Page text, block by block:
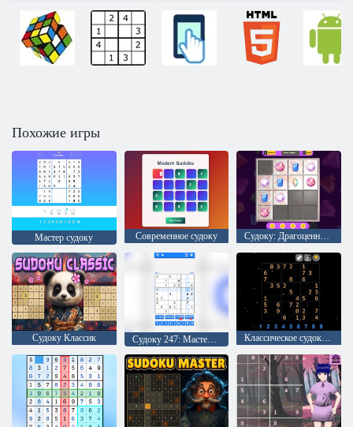
Похожие игры
Мастер судоку Современное судоку Судоку: Драгоценности 3D
Судоку Классик Судоку 247: Мастер математики Классическое судоку. Ежедневная головоломка